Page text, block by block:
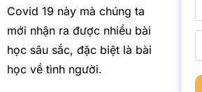
Covid 19 này mà chúng ta
mới nhận ra được nhiều bài
học sâu sắc, đặc biệt là bài
học về tình người.